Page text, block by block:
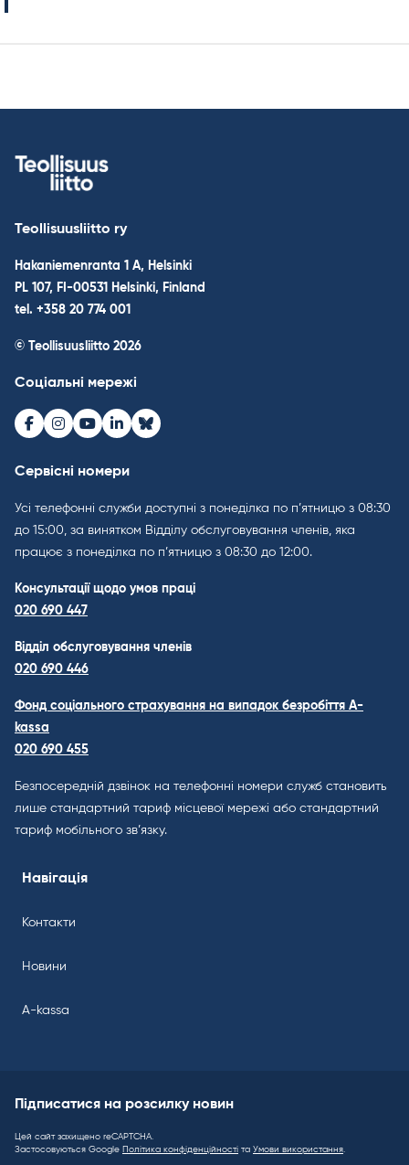
Teollisuusliitto ry
Hakaniemenranta 1 A, Helsinki
PL 107, FI-00531 Helsinki, Finland
tel. +358 20 774 001
© Teollisuusliitto 2026
Соціальні мережі
Facebook
Instagram
Youtube
LinkedInBluesky
Сервісні номери
Усі телефонні служби доступні з понеділка по п’ятницю з 08:30
до 15:00, за винятком Відділу обслуговування членів, яка
працює з понеділка по п’ятницю з 08:30 до 12:00.
Консультації щодо умов праці
020 690 447
Відділ обслуговування членів
020 690 446
Фонд соціального страхування на випадок безробіття A-
kassa
020 690 455
Безпосередній дзвінок на телефонні номери служб становить
лише стандартний тариф місцевої мережі або стандартний
тариф мобільного зв’язку.
Навігація
Контакти
Новини
A-kassa
Підписатися на розсилку новин
Цей сайт захищено reCAPTCHA.
Застосовуються Google Політика конфіденційності та Умови використання.